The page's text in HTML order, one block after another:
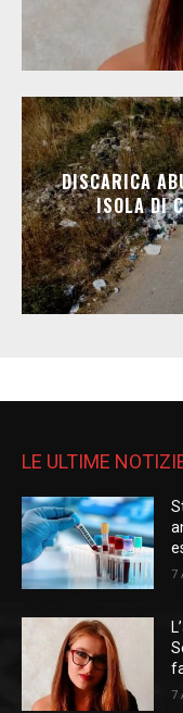
DISCARICA
ISOLA DI
LE ULTIME
7
7